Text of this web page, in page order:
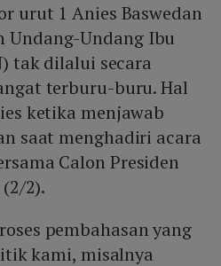
urut 1 Anies Baswedan
Undang-Undang Ibu
tak dilalui secara
terburu-buru. Hal
ketika menjawab
saat menghadiri acara
Calon Presiden
2).
pembahasan yang
kami, misalnya